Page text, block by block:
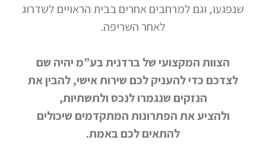
שנפגעו, וגם למרחבים אחרים בבית הראויים לשדרוג
לאחר השריפה.
הצוות המקצועי של ברדנית בע”מ יהיה שם
לצדכם כדי להעניק לכם שירות אישי, להבין את
הנזקים שנגמרו לנכס ולתשתיות,
ולהציע את הפתרונות המתקדמים שיכולים
להתאים לכם באמת.